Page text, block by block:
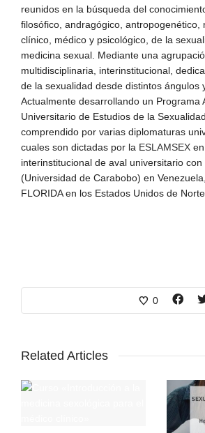
reunidos en la búsqueda del
filosófico, andragógico, antropogenético,
clínico, médico y psicológico, de la
medicina sexual. Mediante una
multidisciplinaria, interinstitucional,
de la sexualidad desde distintos ángulos
Actualmente desarrollando un Programa
Universitario de Estudios de la
comprendido por varias diplomaturas
cuales son dictadas por la ESLAMSEX
interinstitucional de aval universitario con
(Universidad de Carabobo) en
FLORIDA en los Estados Unidos de
0
Related Articles